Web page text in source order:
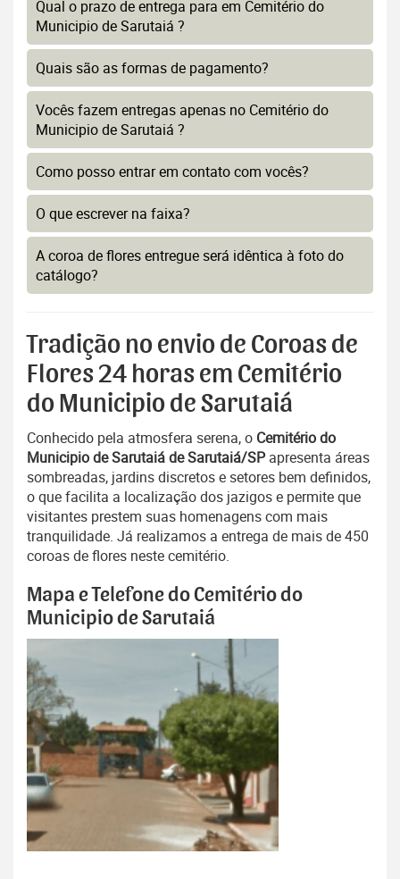
Qual o prazo de entrega para em Cemitério do
Municipio de Sarutaiá ?
Quais são as formas de pagamento?
Vocês fazem entregas apenas no Cemitério do
Municipio de Sarutaiá ?
Como posso entrar em contato com vocês?
O que escrever na faixa?
A coroa de flores entregue será idêntica à foto do
catálogo?
Tradição no envio de Coroas de
Flores 24 horas em Cemitério
do Municipio de Sarutaiá
Conhecido pela atmosfera serena, o Cemitério do
Municipio de Sarutaiá de Sarutaiá/SPapresenta áreas
sombreadas, jardins discretos e setores bem definidos,
o que facilita a localização dos jazigos e permite que
visitantes prestem suas homenagens com mais
tranquilidade. Já realizamos a entrega de mais de 450
coroas de flores neste cemitério.
Mapa e Telefone do Cemitério do
Municipio de Sarutaiá